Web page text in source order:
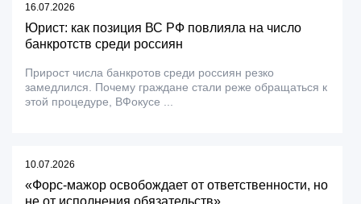
16.07.2026
Юрист: как позиция ВС РФ повлияла на число
банкротств среди россиян
Прирост числа банкротов среди россиян резко
замедлился. Почему граждане стали реже обращаться к
этой процедуре, ВФокусе ...
10.07.2026
«Форс-мажор освобождает от ответственности, но
не от исполнения обязательств»